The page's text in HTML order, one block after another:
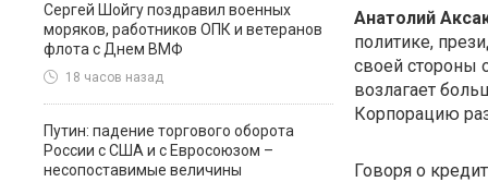
Сергей Шойгу поздравил военных
моряков, работников ОПК и ветеранов
флота с Днем ВМФ
18 часов назад
Путин: падение торгового оборота
России с США и с Евросоюзом –
несопоставимые величины
Анатолий
политике,
своей стороны
возлагает
Корпорацию
Говоря о